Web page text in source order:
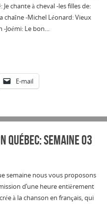
Je chante à cheval -les filles de:
chaîne -Michel Léonard: Vieux
-Joémi: Le bon…
E-mail
semaine 03
semaine nous vous proposons
d’une heure entièrement
à la chanson en français, qui